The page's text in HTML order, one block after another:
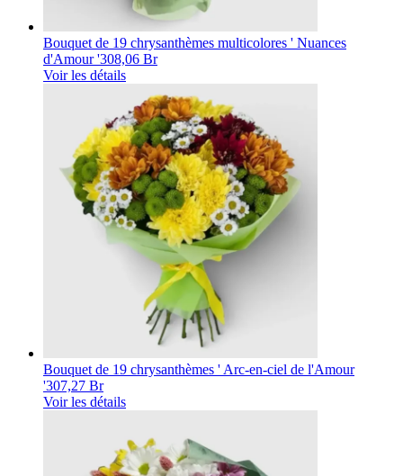
Bouquet de 19 chrysanthèmes multicolores ' Nuances
d'Amour '308,06 Br
Voir les détails
Bouquet de 19 chrysanthèmes ' Arc-en-ciel de l'Amour
'307,27 Br
Voir les détails